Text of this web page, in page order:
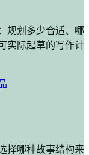
规划多少合适、哪
实际起草的写作计
择哪种故事结构来